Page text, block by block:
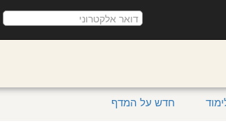
חדש על המדף